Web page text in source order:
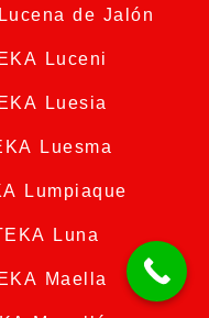
de Jalón
Luceni
Luesia
Luesma
Lumpiaque
Luna
Maella